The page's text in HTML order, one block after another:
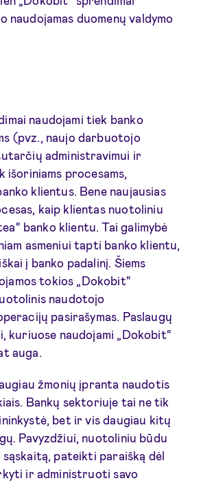
naudojamas duomenų valdymo
naudojami tiek banko
(pvz., naujo darbuotojo
administravimui ir
išoriniams procesams,
klientus. Bene naujausias
kaip klientas nuotoliniu
banko klientu. Tai galimybė
asmeniui tapti banko klientu,
į banko padalinį. Šiems
tokios „Dokobit“
naudotojo
pasirašymas. Paslaugų
kuriuose naudojami „Dokobit“
auga.
žmonių įpranta naudotis
Bankų sektoriuje tai ne tik
bet ir vis daugiau kitų
Pavyzdžiui, nuotoliniu būdu
pateikti paraišką dėl
ir administruoti savo